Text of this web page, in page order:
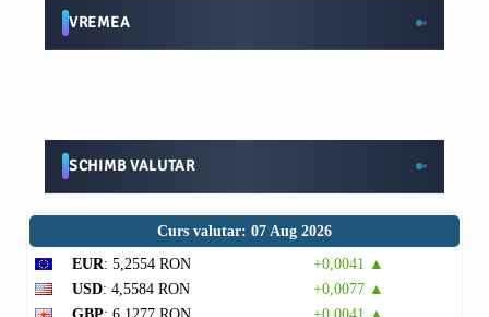
VREMEA
SCHIMB VALUTAR
Curs valutar: 07 Aug 2026
EUR: 5,2554 RON
+0,0041 ▲
USD: 4,5584 RON
+0,0077 ▲